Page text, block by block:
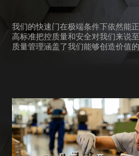
我们的快速门在极端条件下依然能
高标准把控质量和安全对我们来说
质量管理涵盖了我们能够创造价值